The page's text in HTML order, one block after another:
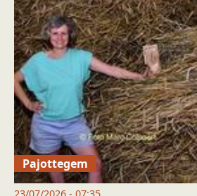
Pajottegem